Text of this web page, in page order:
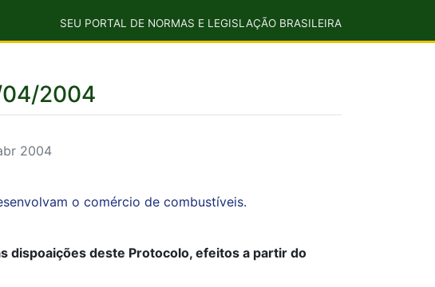
SEU PORTAL DE NORMAS E LEGISLAÇÃO BRASILEIRA
04/2004
2004
o comércio de combustíveis.
dispoaições deste Protocolo, efeitos a partir do